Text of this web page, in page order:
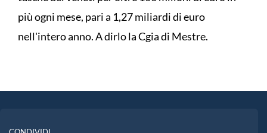
più ogni mese, pari a 1,27 miliardi di euro
nell'intero anno. A dirlo la Cgia di Mestre.